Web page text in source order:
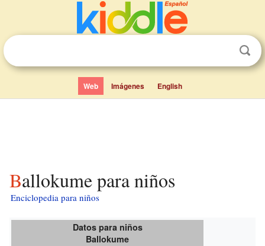
Web Imágenes English
Ballokume para niños
Enciclopedia para niños
Datos para niños
Ballokume